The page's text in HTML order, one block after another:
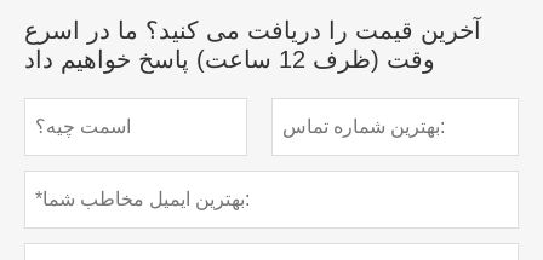
آخرین قیمت را دریافت می کنید؟ ما در اسرع
وقت (ظرف 12 ساعت) پاسخ خواهیم داد